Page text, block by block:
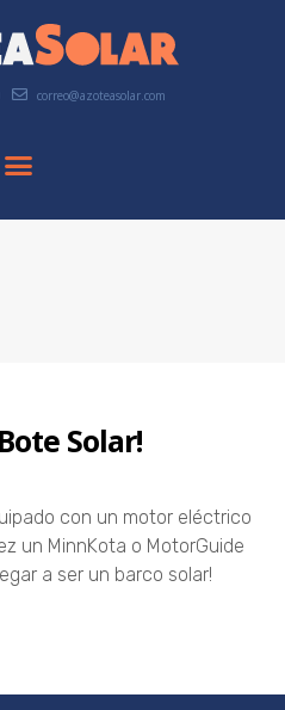
correo@azoteasolar.com
Solar!
con un motor eléctrico
un MinnKota o MotorGuide
a ser un barco solar!